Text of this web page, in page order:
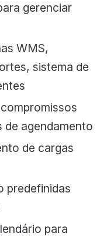
gerenciar
WMS,
sistema de
de agendamento
de cargas
predefinidas
para